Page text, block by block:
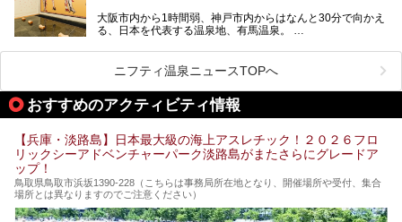
大阪市内から1時間弱、神戸市内からはなんと30分で向かえ
る、日本を代表する温泉地、有馬温泉。
有名な「金泉」と「銀泉」に加え、人工のの炭酸泉まで楽し
める、ある意味「最強」ともいえる施設です。
今回は自慢のお湯をメインにその魅力の数々を紹介します！
ニフティ温泉ニュースTOPへ
おすすめのアクティビティ情報
【兵庫・淡路島】日本最大級の海上アスレチック！２０２６フロ
リックシーアドベンチャーパーク淡路島がまたさらにグレードア
ップ！
鳥取県鳥取市浜坂1390‐228（こちらは事務局所在地となり、開催場所や受付、集合
場所とは異なりますのでご注意ください）